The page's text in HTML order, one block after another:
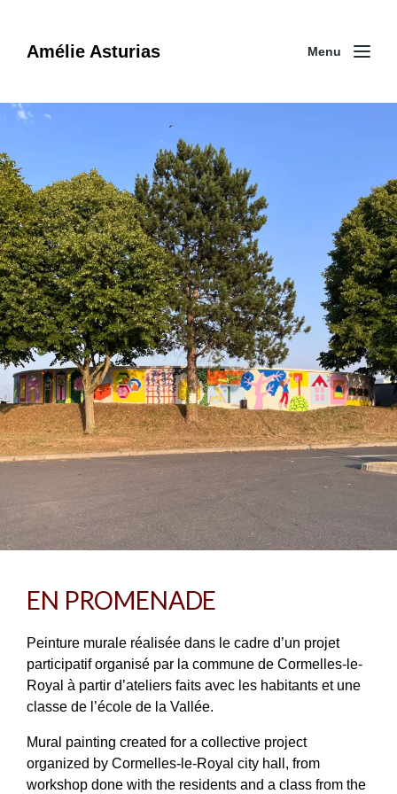
Amélie Asturias Menu
EN PROMENADE
Peinture murale réalisée dans le cadre d’un projet
participatif organisé par la commune de Cormelles-le-
Royal à partir d’ateliers faits avec les habitants et une
classe de l’école de la Vallée.
Mural painting created for a collective project
organized by Cormelles-le-Royal city hall, from
workshop done with the residents and a class from the